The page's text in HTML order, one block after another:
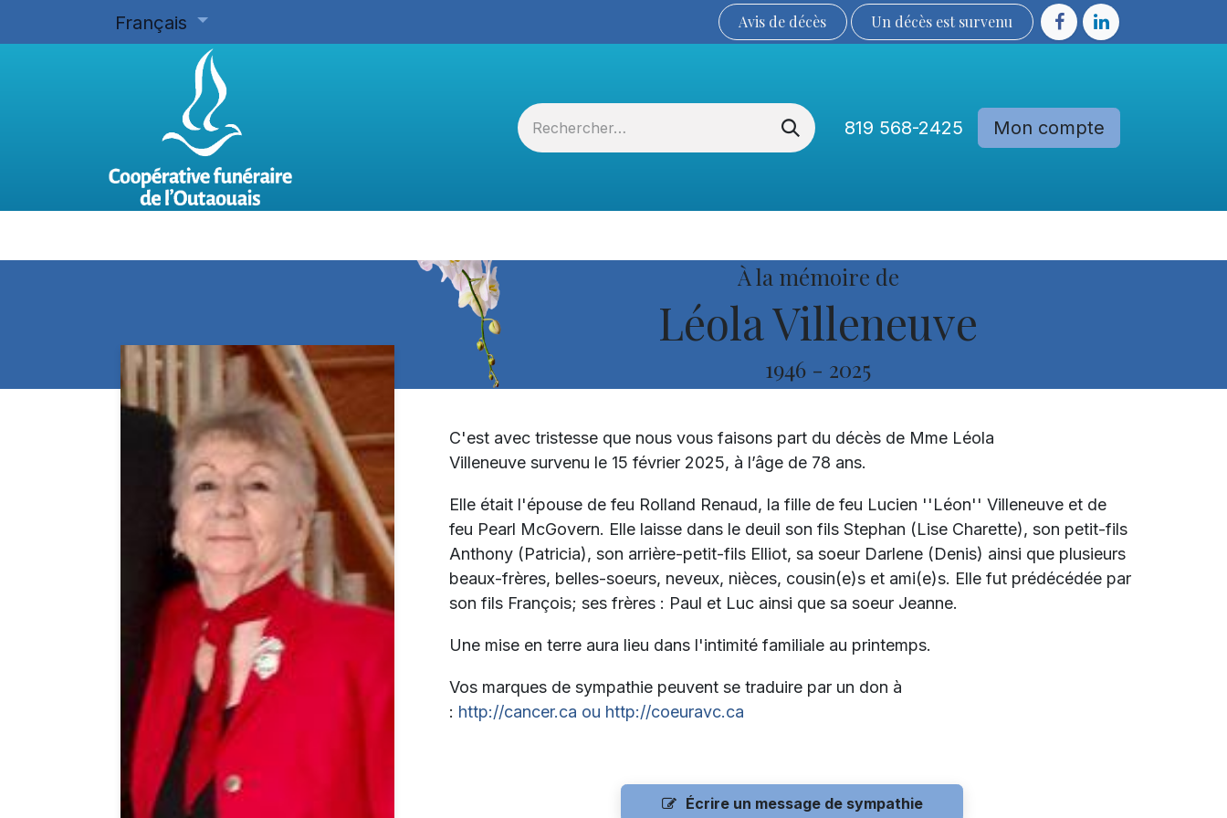
Français Avis de décès Un décès est sur​​​​​​​​ve​nu​​​​​​​​​​
819 568-2425 Mon compte
À la mémoire de
Léola Villeneuve
1946 - 2025
C'est avec tristesse que nous vous faisons part du décès de Mme Léola
Villeneuve survenu le 15 février 2025, à l’âge de 78 ans.
Elle était l'épouse de feu Rolland Renaud, la fille de feu Lucien ''Léon'' Villeneuve et de
feu Pearl McGovern. Elle laisse dans le deuil son fils Stephan (Lise Charette), son petit-fils
Anthony (Patricia), son arrière-petit-fils Elliot, sa soeur Darlene (Denis) ainsi que plusieurs
beaux-frères, belles-soeurs, neveux, nièces, cousin(e)s et ami(e)s. Elle fut prédécédée par
son fils François; ses frères : Paul et Luc ainsi que sa soeur Jeanne.
Une mise en terre aura lieu dans l'intimité familiale au printemps.
Vos marques de sympathie peuvent se traduire par un don à
: http://cancer.ca ou http://coeuravc.ca
Écrire un message de sympathie